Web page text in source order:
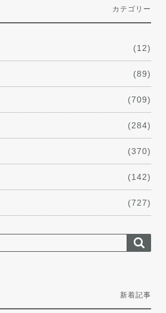
カテゴリー
(12)
(89)
(709)
(284)
(370)
(142)
(727)
新着記事